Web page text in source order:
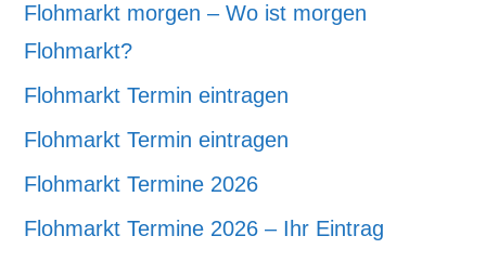
Flohmarkt morgen – Wo ist morgen
Flohmarkt?
Flohmarkt Termin eintragen
Flohmarkt Termin eintragen
Flohmarkt Termine 2026
Flohmarkt Termine 2026 – Ihr Eintrag